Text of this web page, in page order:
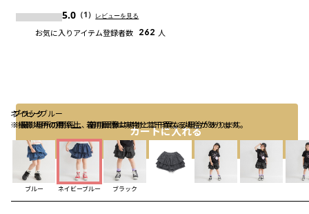
ネイビーブルー
※撮影場所の関係上、着用画像は実物と若干異なる場合があります。
ブラック
※撮影場所の関係上、着用画像は実物と若干異なる場合があります。
ブラック
ブルー ネイビーブルー ブラック
5.0 （1） レビューを見る
お気に入りアイテム登録者数 262 人
カートに入れる